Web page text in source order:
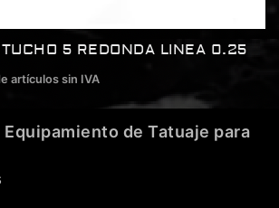
5 REDONDA LINEA 0.25
artículos sin IVA
de Tatuaje para